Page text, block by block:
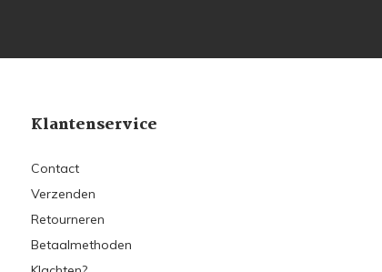
Klantenservice
Contact
Verzenden
Retourneren
Betaalmethoden